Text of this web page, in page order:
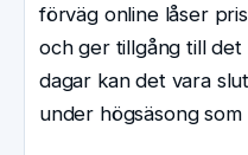
förväg online låser
och ger tillgång till det
dagar kan det vara
under högsäsong